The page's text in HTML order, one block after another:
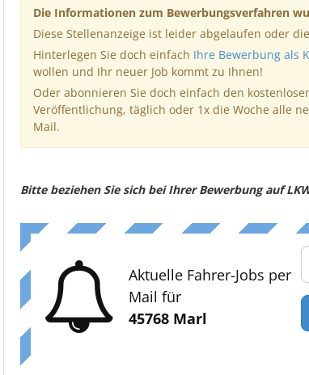
Die Informationen zum Bewerbungsverfahren
Diese Stellenanzeige ist leider abgelaufen oder
Hinterlegen Sie doch einfach Ihre Bewerbung als
wollen und Ihr neuer Job kommt zu Ihnen!
Oder abonnieren Sie doch einfach den
Veröffentlichung, täglich oder 1x die Woche alle
Mail.
Bitte beziehen Sie sich bei Ihrer Bewerbung auf
Aktuelle Fahrer-Jobs per
Mail für
45768 Marl